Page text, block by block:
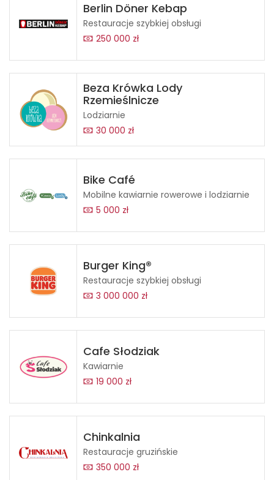
Berlin Döner Kebap
Restauracje szybkiej obsługi
250 000 zł
Beza Krówka Lody
Rzemieślnicze
Lodziarnie
30 000 zł
Bike Café
Mobilne kawiarnie rowerowe i lodziarnie
5 000 zł
Burger King®
Restauracje szybkiej obsługi
3 000 000 zł
Cafe Słodziak
Kawiarnie
19 000 zł
Chinkalnia
Restauracje gruzińskie
350 000 zł